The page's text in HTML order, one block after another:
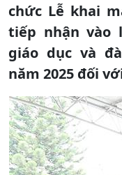
chức Lễ khai
tiếp nhận vào
giáo dục và
năm 2025 đối